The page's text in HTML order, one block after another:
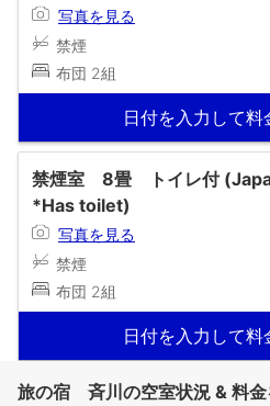
写真を見る
禁煙
布団 2組
日付を入力して料
禁煙室 8畳 トイレ付
*Has toilet)
写真を見る
禁煙
布団 2組
日付を入力して料
旅の宿 斉川の空室状況 & 料金